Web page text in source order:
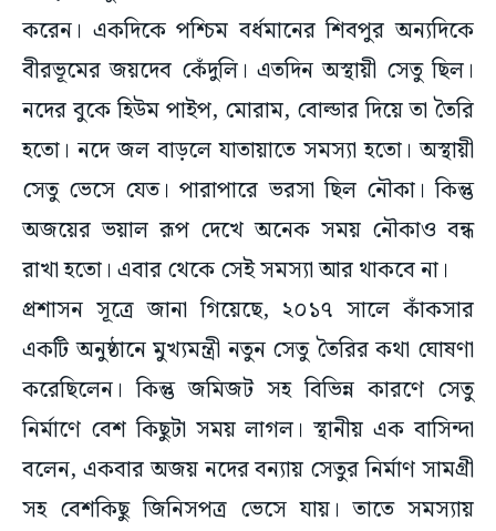
করেন। একদিকে পশ্চিম বর্ধমানের শিবপুর অন্যদিকে
বীরভূমের জয়দেব কেঁদুলি। এতদিন অস্থায়ী সেতু ছিল।
নদের বুকে হিউম পাইপ, মোরাম, বোল্ডার দিয়ে তা তৈরি
হতো। নদে জল বাড়লে যাতায়াতে সমস্যা হতো। অস্থায়ী
সেতু ভেসে যেত। পারাপারে ভরসা ছিল নৌকা। কিন্তু
অজয়ের ভয়াল রূপ দেখে অনেক সময় নৌকাও বন্ধ
রাখা হতো। এবার থেকে সেই সমস্যা আর থাকবে না।
প্রশাসন সূত্রে জানা গিয়েছে, ২০১৭ সালে কাঁকসার
একটি অনুষ্ঠানে মুখ্যমন্ত্রী নতুন সেতু তৈরির কথা ঘোষণা
করেছিলেন। কিন্তু জমিজট সহ বিভিন্ন কারণে সেতু
নির্মাণে বেশ কিছুটা সময় লাগল। স্থানীয় এক বাসিন্দা
বলেন, একবার অজয় নদের বন্যায় সেতুর নির্মাণ সামগ্রী
সহ বেশকিছু জিনিসপত্র ভেসে যায়। তাতে সমস্যায়